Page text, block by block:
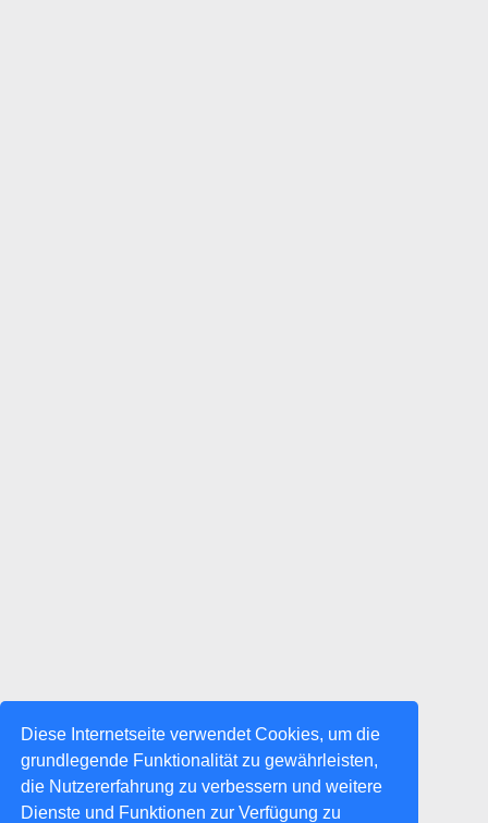
Diese Internetseite verwendet Cookies, um die
grundlegende Funktionalität zu gewährleisten,
die Nutzererfahrung zu verbessern und weitere
Dienste und Funktionen zur Verfügung zu